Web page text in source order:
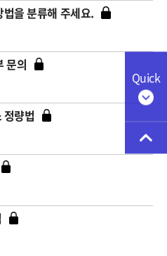
Quick
을 분류해 주세요.
문의
량법